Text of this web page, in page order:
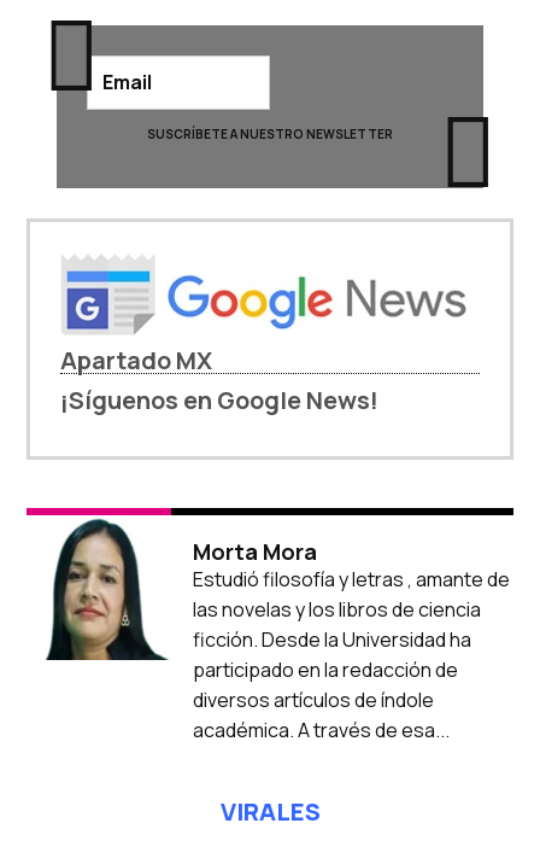
Apartado MX
¡Síguenos en Google News!
Morta Mora
Estudió filosofía y letras , amante de
las novelas y los libros de ciencia
ficción. Desde la Universidad ha
participado en la redacción de
diversos artículos de índole
académica. A través de esa...
VIRALES